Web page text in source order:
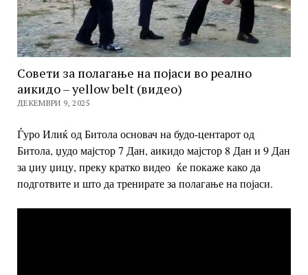
Совети за полагање на појаси во реално
аикидо – yellow belt (видео)
ДЕКЕМВРИ 9, 2025
Ѓуро Илиќ од Битола основач на будо-центарот од
Битола, џудо мајстор 7 Дан, аикидо мајстор 8 Дан и 9 Дан
за џиу џицу, преку кратко видео ќе покаже како да
подготвите и што да тренирате за полагање на појаси.